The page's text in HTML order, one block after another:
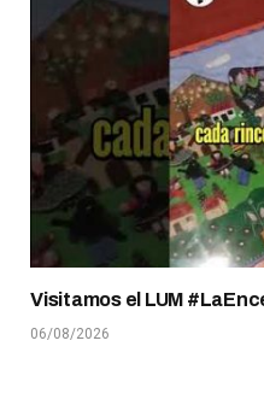
Visitamos el LUM
06/08/2026